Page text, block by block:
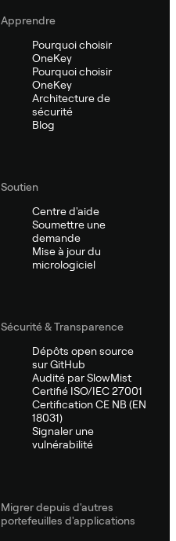
Apprendre
Pourquoi choisir
OneKey
Pourquoi choisir
OneKey
Architecture de
sécurité
Blog
Soutien
Centre d'aide
Soumettre une
demande
Mise à jour du
micrologiciel
Sécurité & Transparence
Dépôts open source
sur GitHub
Audité par SlowMist
Certifié ISO/IEC 27001
Certification CE NB (EN
18031)
Signaler une
vulnérabilité
Migrer depuis d'autres
portefeuilles d'applications